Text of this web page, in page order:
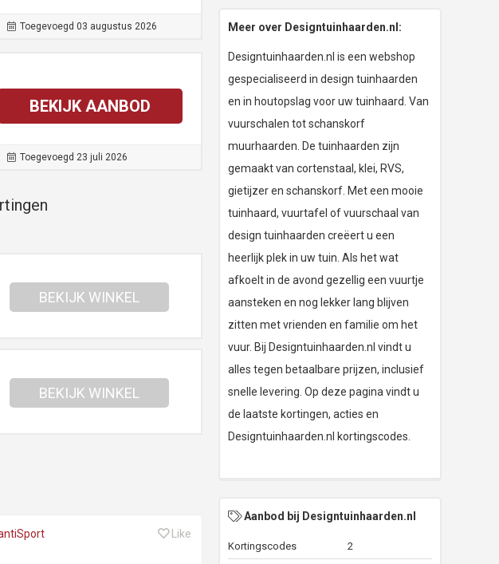
Toegevoegd 03 augustus 2026
BEKIJK AANBOD
Toegevoegd 23 juli 2026
BEKIJK WINKEL
BEKIJK WINKEL
Like
Meer over Designtuinhaarden.nl:
Designtuinhaarden.nl is een webshop
gespecialiseerd in design tuinhaarden
en in houtopslag voor uw tuinhaard. Van
vuurschalen tot schanskorf
muurhaarden. De tuinhaarden zijn
gemaakt van cortenstaal, klei, RVS,
gietijzer en schanskorf. Met een mooie
tuinhaard, vuurtafel of vuurschaal van
design tuinhaarden creëert u een
heerlijk plek in uw tuin. Als het wat
afkoelt in de avond gezellig een vuurtje
aansteken en nog lekker lang blijven
zitten met vrienden en familie om het
vuur. Bij Designtuinhaarden.nl vindt u
alles tegen betaalbare prijzen, inclusief
snelle levering. Op deze pagina vindt u
de laatste kortingen, acties en
Designtuinhaarden.nl kortingscodes.
Aanbod bij Designtuinhaarden.nl
Kortingscodes 2